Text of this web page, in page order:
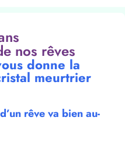
nos rêves
donne la
meurtrier
rêve va bien au-